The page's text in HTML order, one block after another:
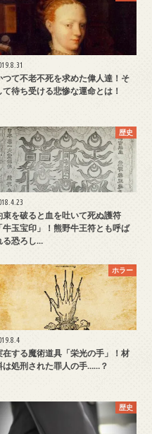
つて不老不死を求めた偉人達！そ
て待ち受ける悲惨な運命とは！
歴史
束を破ると血を吐いて死ぬ護符
「牛玉宝印」！熊野牛王符とも呼ば
る恐ろし…
ホラー
在する魔術道具「栄光の手」！材
は処刑された罪人の手……？
歴史